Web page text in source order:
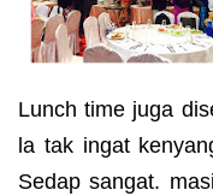
Lunch time juga
la tak ingat
Sedap sangat.